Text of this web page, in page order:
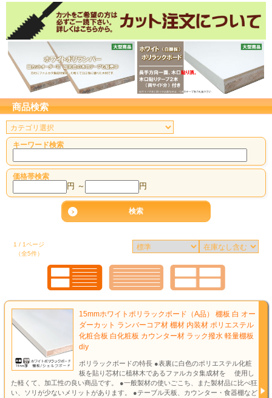
商品検索
キーワード検索
価格帯検索
円 ～ 円
1 / 1ページ
（全5件）
15mmホワイトポリラックボード（A品） 棚板 白 オー
ダーカット ランバーコア材 棚材 内装材 ポリエステル
化粧合板 白化粧板 カウンター材 ラック撥水 軽量棚板
diy
ポリラックボードの特長 ●表裏に白色のポリエステル化粧
板を貼り芯材に植林木であるファルカタ集成材を 使用し
た軽くて、加工性の良い商品です。 ●一般製材の使いごこち、また製材品に比べ狂
い、ソリが少ないメリットがあります。 ●テーブル天板、カウンター・食器棚など